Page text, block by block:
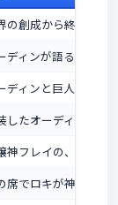
の創成から終末・再
ディンが語る処世訓
ディンと巨人の、宇
したオーディンが9
神フレイの、巨人の
席でロキが神々を罵